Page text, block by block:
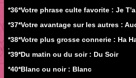
*36*Votre phrase culte favorite : Je
*37*Votre avantage sur les autres :
*38*Votre plus grosse connerie : Ha
.
*39*Du matin ou du soir : Du Soir
*40*Blanc ou noir : Blanc